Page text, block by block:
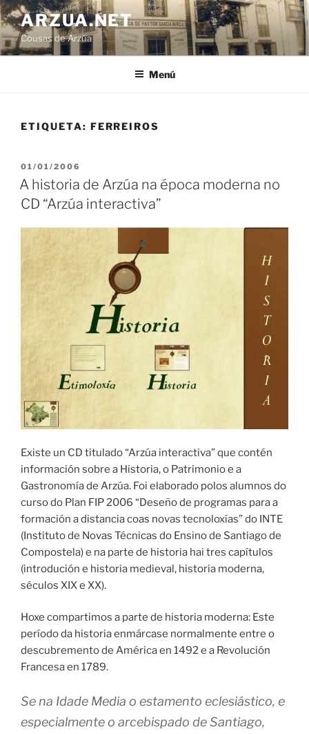
Ir
o
contido
ARZUA.NET
Cousas de Arzúa
Menú
ETIQUETA: FERREIROS
PUBLICADO
EN
01/01/2006
A historia de Arzúa na época moderna no
CD “Arzúa interactiva”
Existe un CD titulado “Arzúa interactiva” que contén
información sobre a Historia, o Patrimonio e a
Gastronomía de Arzúa. Foi elaborado polos alumnos do
curso do Plan FIP 2006 “Deseño de programas para a
formación a distancia coas novas tecnoloxías” do INTE
(Instituto de Novas Técnicas do Ensino de Santiago de
Compostela) e na parte de historia hai tres capítulos
(introdución e historia medieval, historia moderna,
séculos XIX e XX).
Hoxe compartimos a parte de historia moderna: Este
período da historia enmárcase normalmente entre o
descubremento de América en 1492 e a Revolución
Francesa en 1789.
Se na Idade Media o estamento eclesiástico, e
especialmente o arcebispado de Santiago,